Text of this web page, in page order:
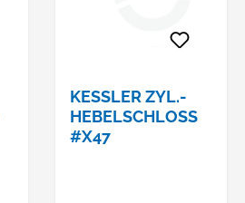
KESSLER ZYL.-
HEBELSCHLOSS
#X47